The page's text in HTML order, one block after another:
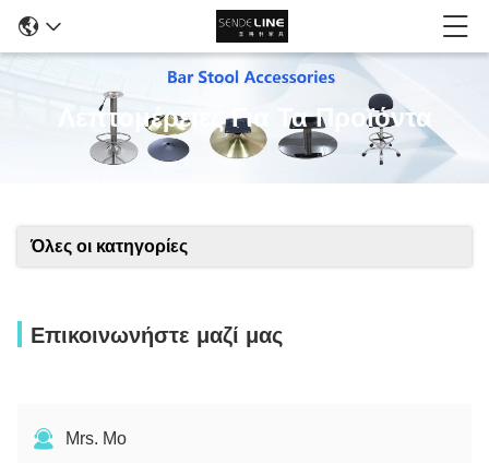
Λεπτομέρειες Για Τα Προϊόντα
Όλες οι κατηγορίες
Επικοινωνήστε μαζί μας
Mrs. Mo